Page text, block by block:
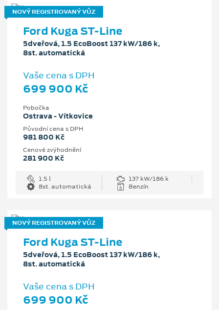
NOVÝ REGISTROVANÝ VŮZ
Ford Kuga ST-Line
5dveřová, 1.5 EcoBoost 137 kW/186 k,
8st. automatická
Vaše cena s DPH
699 900 Kč
Pobočka
Ostrava - Vítkovice
Původní cena s DPH
981 800 Kč
Cenové zvýhodnění
281 900 Kč
1.5 l
137 kW/186 k
8st. automatická
Benzín
NOVÝ REGISTROVANÝ VŮZ
Ford Kuga ST-Line
5dveřová, 1.5 EcoBoost 137 kW/186 k,
8st. automatická
Vaše cena s DPH
699 900 Kč